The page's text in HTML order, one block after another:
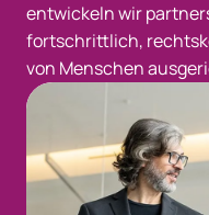
entwickeln wir
fortschrittlich,
von Menschen